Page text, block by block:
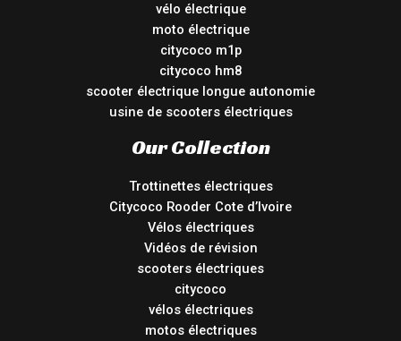
vélo électrique
moto électrique
citycoco m1p
citycoco hm8
scooter électrique longue autonomie
usine de scooters électriques
Our Collection
Trottinettes électriques
Citycoco Rooder Cote d’Ivoire
Vélos électriques
Vidéos de révision
scooters électriques
citycoco
vélos électriques
motos électriques